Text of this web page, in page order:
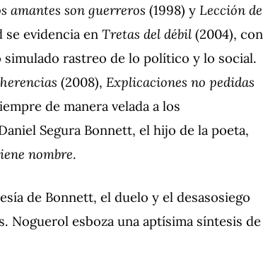
amantes son guerreros (1998) y Lección de
evidencia en Tretas del débil (2004), con
simulado rastreo de lo político y lo social.
(2008), Explicaciones no pedidas
de manera velada a los
Segura Bonnett, el hijo de la poeta,
nombre.
de Bonnett, el duelo y el desasosiego
Noguerol esboza una aptísima síntesis de